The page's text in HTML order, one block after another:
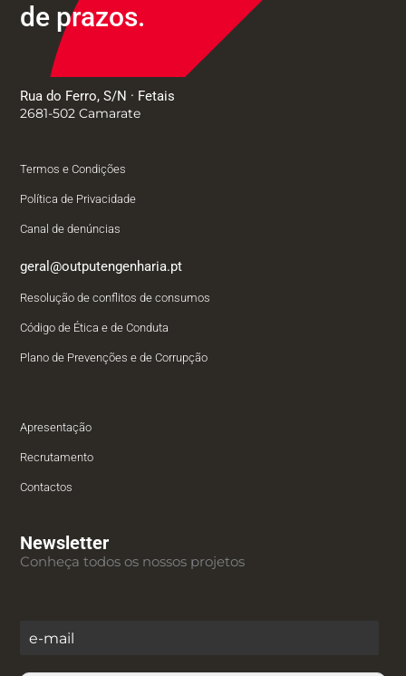
de prazos.
Rua do Ferro, S/N · Fetais
2681-502 Camarate
Termos e Condições
Política de Privacidade
Canal de denúncias
geral@outputengenharia.pt
Resolução de conflitos de consumos
Código de Ética e de Conduta
Plano de Prevenções e de Corrupção
Apresentação
Recrutamento
Contactos
Newsletter
Conheça todos os nossos projetos